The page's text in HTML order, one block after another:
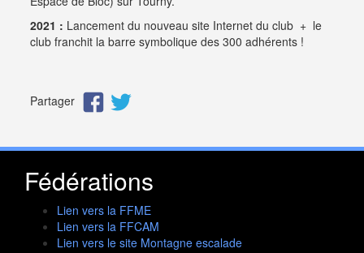
2021 : Lancement du nouveau site Internet du club + le
club franchit la barre symbolique des 300 adhérents !
Partager
Fédérations
Lien vers la FFME
Lien vers la FFCAM
Lien vers le site Montagne escalade